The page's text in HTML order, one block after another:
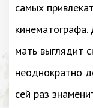
самых
мать выглядит
неоднократно
сей раз